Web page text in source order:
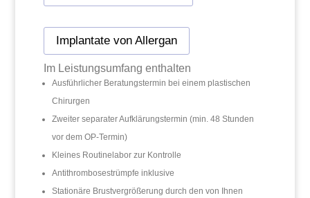
Implantate von Allergan
Im Leistungsumfang enthalten
Ausführlicher Beratungstermin bei einem plastischen
Chirurgen
Zweiter separater Aufklärungstermin (min. 48 Stunden
vor dem OP-Termin)
Kleines Routinelabor zur Kontrolle
Antithrombosestrümpfe inklusive
Stationäre Brustvergrößerung durch den von Ihnen